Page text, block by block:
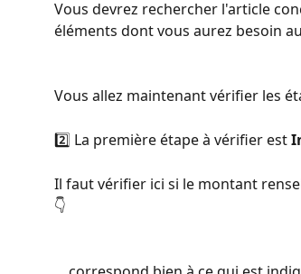
Vous devrez rechercher l'article
éléments dont vous aurez besoin
Vous allez maintenant vérifier les
2️⃣ La première étape à vérifier est
Il faut vérifier ici si le montant
👇